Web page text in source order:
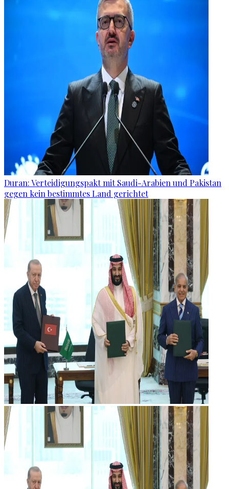
Duran: Verteidigungspakt mit Saudi-Arabien und Pakistan
gegen kein bestimmtes Land gerichtet